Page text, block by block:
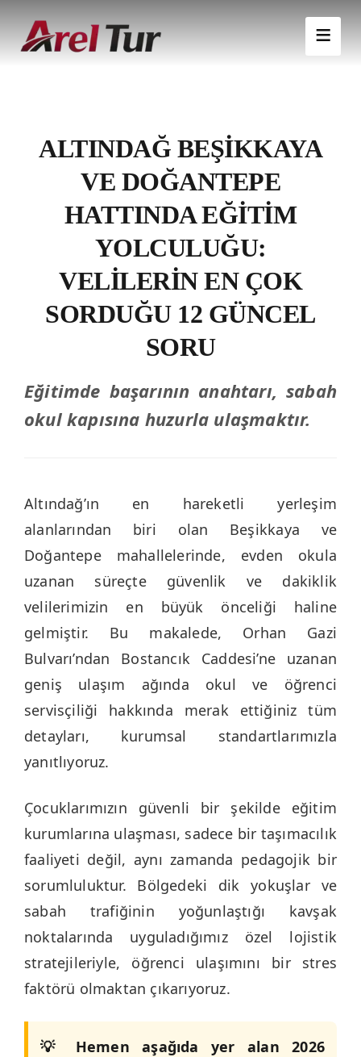
ALTINDAĞ BEŞIKKAYA
VE DOĞANTEPE
HATTINDA EĞITIM
YOLCULUĞU:
VELILERIN EN ÇOK
SORDUĞU 12 GÜNCEL
SORU
Eğitimde başarının anahtarı, sabah
okul kapısına huzurla ulaşmaktır.
Altındağ’ın en hareketli yerleşim
alanlarından biri olan Beşikkaya ve
Doğantepe mahallelerinde, evden okula
uzanan süreçte güvenlik ve dakiklik
velilerimizin en büyük önceliği haline
gelmiştir. Bu makalede, Orhan Gazi
Bulvarı’ndan Bostancık Caddesi’ne uzanan
geniş ulaşım ağında okul ve öğrenci
servisçiliği hakkında merak ettiğiniz tüm
detayları, kurumsal standartlarımızla
yanıtlıyoruz.
Çocuklarımızın güvenli bir şekilde eğitim
kurumlarına ulaşması, sadece bir taşımacılık
faaliyeti değil, aynı zamanda pedagojik bir
sorumluluktur. Bölgedeki dik yokuşlar ve
sabah trafiğinin yoğunlaştığı kavşak
noktalarında uyguladığımız özel lojistik
stratejileriyle, öğrenci ulaşımını bir stres
faktörü olmaktan çıkarıyoruz.
💡 Hemen aşağıda yer alan 2026